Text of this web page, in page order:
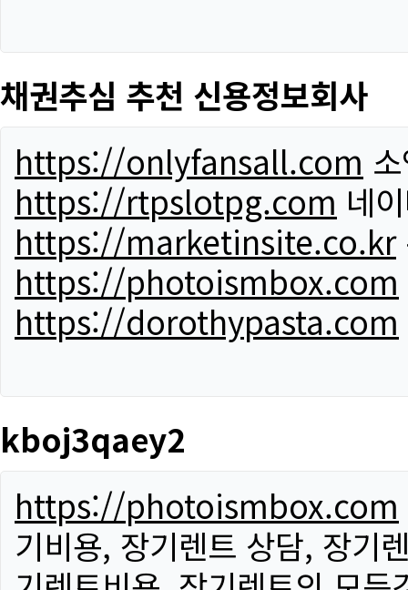
채권추심 추천 신용정보회사
https://onlyfansall.com
https://rtpslotpg.com 네
https://marketinsite.co.kr
https://photoismbox.com
https://dorothypasta.com
kboj3qaey2
https://photoismbox.com
기비용, 장기렌트 상담, 장기